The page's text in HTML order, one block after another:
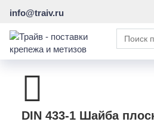
info@traiv.ru
DIN 433-1 Шайба